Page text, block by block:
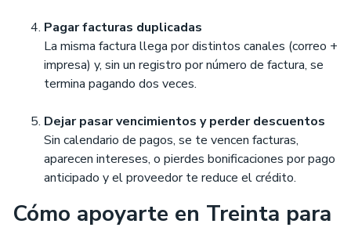
Pagar facturas duplicadas
La misma factura llega por distintos canales (correo +
impresa) y, sin un registro por número de factura, se
termina pagando dos veces.
Dejar pasar vencimientos y perder descuentos
Sin calendario de pagos, se te vencen facturas,
aparecen intereses, o pierdes bonificaciones por pago
anticipado y el proveedor te reduce el crédito.
Cómo apoyarte en Treinta para